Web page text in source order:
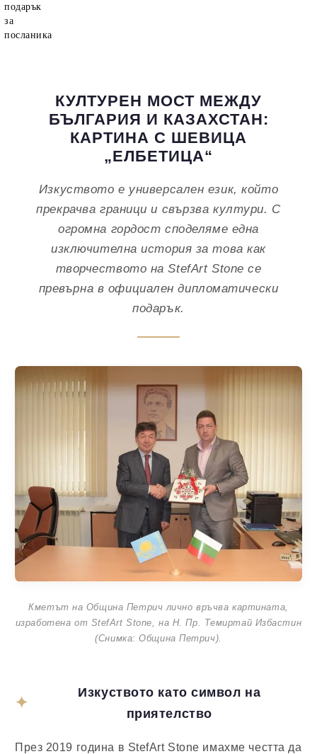
КУЛТУРЕН МОСТ МЕЖДУ
БЪЛГАРИЯ И КАЗАХСТАН:
КАРТИНА С ШЕВИЦА
„ЕЛБЕТИЦА“
Изкуството е универсален език, който
прекрачва граници и свързва култури. С
огромна гордост споделяме една
изключителна история за това как
творчеството на StefArt Stone се
превърна в официален дипломатически
подарък.
Кметът на Община Петрич лично връчва картината,
изработена от StefArt Stone, на Н. Пр. Темиртай Избастин
(Снимка: Община Петрич).
Изкуството като символ на
приятелство
През 2019 година в StefArt Stone имахме честта да